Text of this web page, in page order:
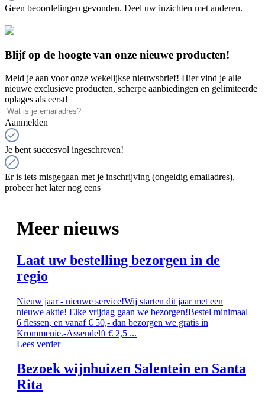
Geen beoordelingen gevonden. Deel uw inzichten met anderen.
Blijf op de hoogte van onze nieuwe producten!
Meld je aan voor onze wekelijkse nieuwsbrief! Hier vind je alle
nieuwe exclusieve producten, scherpe aanbiedingen en gelimiteerde
oplages als eerst!
Aanmelden
Je bent succesvol ingeschreven!
Er is iets misgegaan met je inschrijving (ongeldig emailadres),
probeer het later nog eens
Meer nieuws
Laat uw bestelling bezorgen in de
regio
Nieuw jaar - nieuwe service!Wij starten dit jaar met een
nieuwe aktie! Elke vrijdag gaan we bezorgen!Bestel minimaal
6 flessen, en vanaf € 50,- dan bezorgen we gratis in
Krommenie.-Assendelft € 2,5 ...
Lees verder
Bezoek wijnhuizen Salentein en Santa
Rita